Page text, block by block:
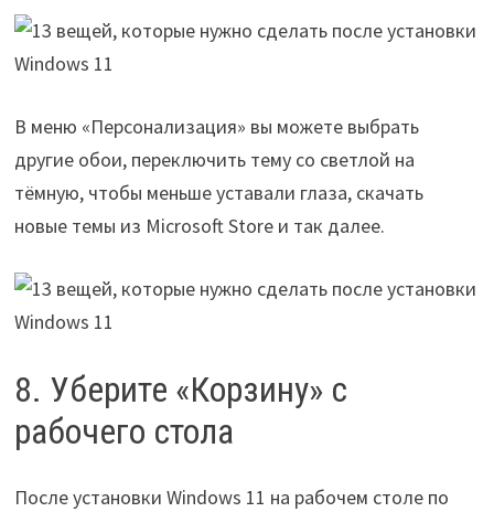
В меню «Персонализация» вы можете выбрать
другие обои, переключить тему со светлой на
тёмную, чтобы меньше уставали глаза, скачать
новые темы из Microsoft Store и так далее.
8. Уберите «Корзину» с
рабочего стола
После установки Windows 11 на рабочем столе по